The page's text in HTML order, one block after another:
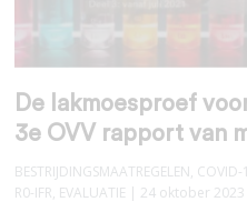
De lakmoesproef
3e OVV rapport van
BESTRIJDINGSMAATREGELEN, COVID-
R0-IFR, EVALUATIE | 24 oktober 2023